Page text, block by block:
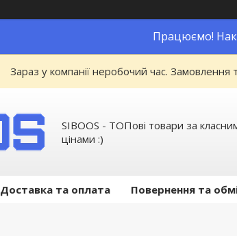
Працюємо!
Зараз у компанії неробочий час.
SIBOOS - ТОПові товари за
цінами :)
Доставка та оплата Повернення та